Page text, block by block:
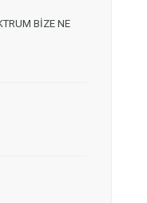
BİZE NE